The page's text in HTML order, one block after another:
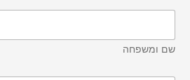
שם ומשפחה